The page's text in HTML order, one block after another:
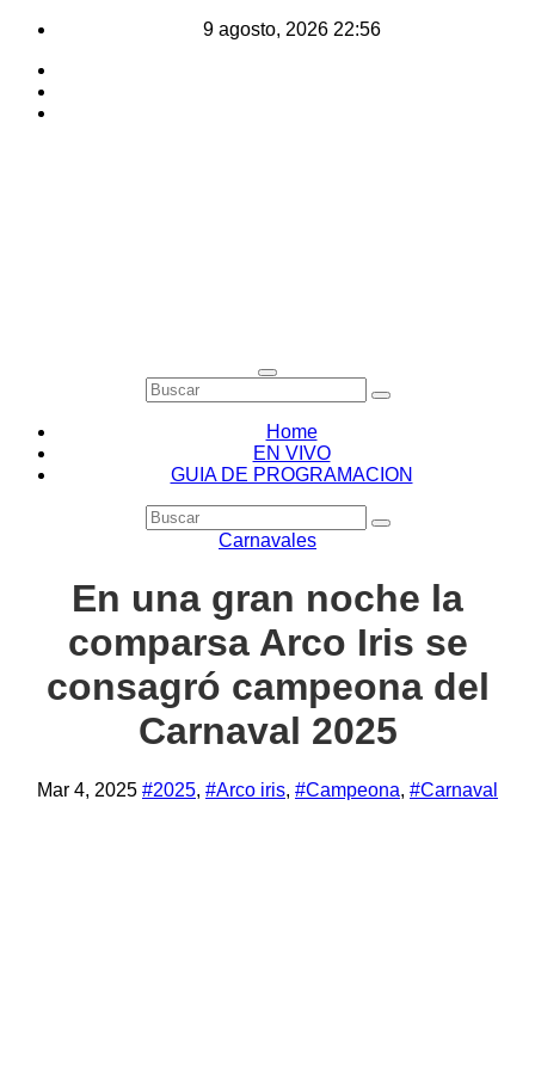
Saltar
9 agosto, 2026 22:56
Home
EN VIVO
GUIA DE PROGRAMACION
Carnavales
En una gran noche la
comparsa Arco Iris se
consagró campeona del
Carnaval 2025
Mar 4, 2025 #2025, #Arco iris, #Campeona, #Carnaval